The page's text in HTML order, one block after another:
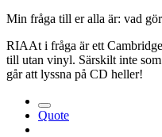
Min fråga till er alla är: vad
RIAAt i fråga är ett
till utan vinyl. Särskilt inte
går att lyssna på CD heller!
Quote